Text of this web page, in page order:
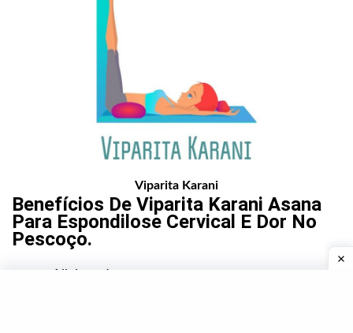
Viparita Karani
Benefícios De Viparita Karani Asana
Para Espondilose Cervical E Dor No
Pescoço.